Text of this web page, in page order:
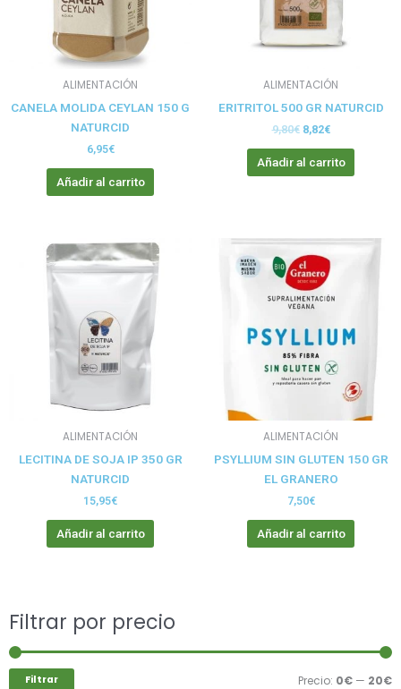
ALIMENTACIÓN
CANELA MOLIDA CEYLAN 150 G
NATURCID
6,95€
Añadir al carrito
ALIMENTACIÓN
ERITRITOL 500 GR NATURCID
9,80€ 8,82€
Añadir al carrito
ALIMENTACIÓN
LECITINA DE SOJA IP 350 GR
NATURCID
15,95€
Añadir al carrito
ALIMENTACIÓN
PSYLLIUM SIN GLUTEN 150 GR
EL GRANERO
7,50€
Añadir al carrito
Filtrar por precio
Filtrar Precio: 0€ — 20€
Buscar